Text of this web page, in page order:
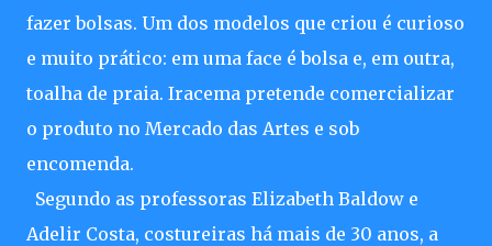
fazer bolsas. Um dos modelos que criou é curioso
e muito prático: em uma face é bolsa e, em outra,
toalha de praia. Iracema pretende comercializar
o produto no Mercado das Artes e sob
encomenda.
Segundo as professoras Elizabeth Baldow e
Adelir Costa, costureiras há mais de 30 anos, a